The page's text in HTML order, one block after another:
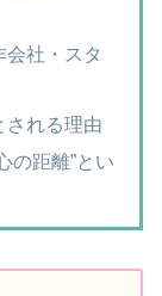
社・スタ
される理由
の距離”とい